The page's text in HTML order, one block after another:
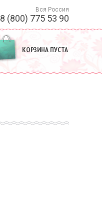
Вся Россия
8 (800) 775 53 90
КОРЗИНА ПУСТА